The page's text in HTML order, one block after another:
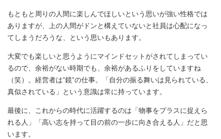
もともと周りの人間に楽しんでほしいという思いが強い性格では
ありますが、上の人間がドンと構えていないと社員は心配になっ
てしまうだろうな、という思いもあります。
大変でも楽しいと思うようにマインドセットがされてしまってい
るので、余裕がない時期でも、余裕があるふりをしていますね
（笑）。経営者は”鏡”の仕事。「自分の振る舞いは見られている、
真似されている」という意識は常に持っています。
最後に、これからの時代に活躍するのは「物事をプラスに捉えら
れる人」「高い志を持って目の前の一歩に向き合える人」だと思
います。